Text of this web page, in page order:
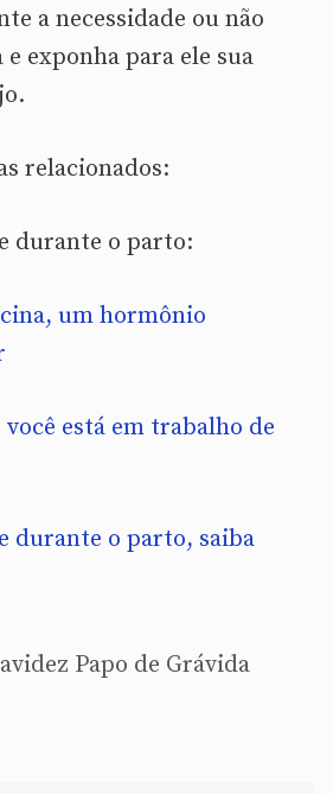
a necessidade ou não
exponha para ele sua
relacionados:
durante o parto:
um hormônio
você está em trabalho de
durante o parto, saiba
Papo de Grávida